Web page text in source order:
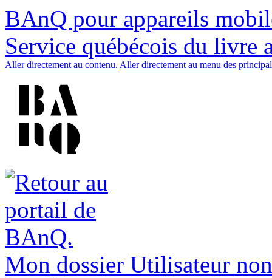
BAnQ pour appareils
Service québécois du livre
Aller directement au contenu. Aller directement au menu des
Mon dossier Utilisateur